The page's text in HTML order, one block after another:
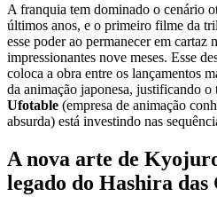
A franquia tem dominado o cenário
últimos anos, e o primeiro filme da
esse poder ao permanecer em cartaz
impressionantes nove meses. Esse
coloca a obra entre os lançamentos
da animação japonesa, justificando
Ufotable (empresa de animação
absurda) está investindo nas
A nova arte de
legado do Hashira das